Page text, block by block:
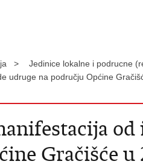
>
Jedinice lokalne i podrucne
udruge na području Općine
od
Gračišće u